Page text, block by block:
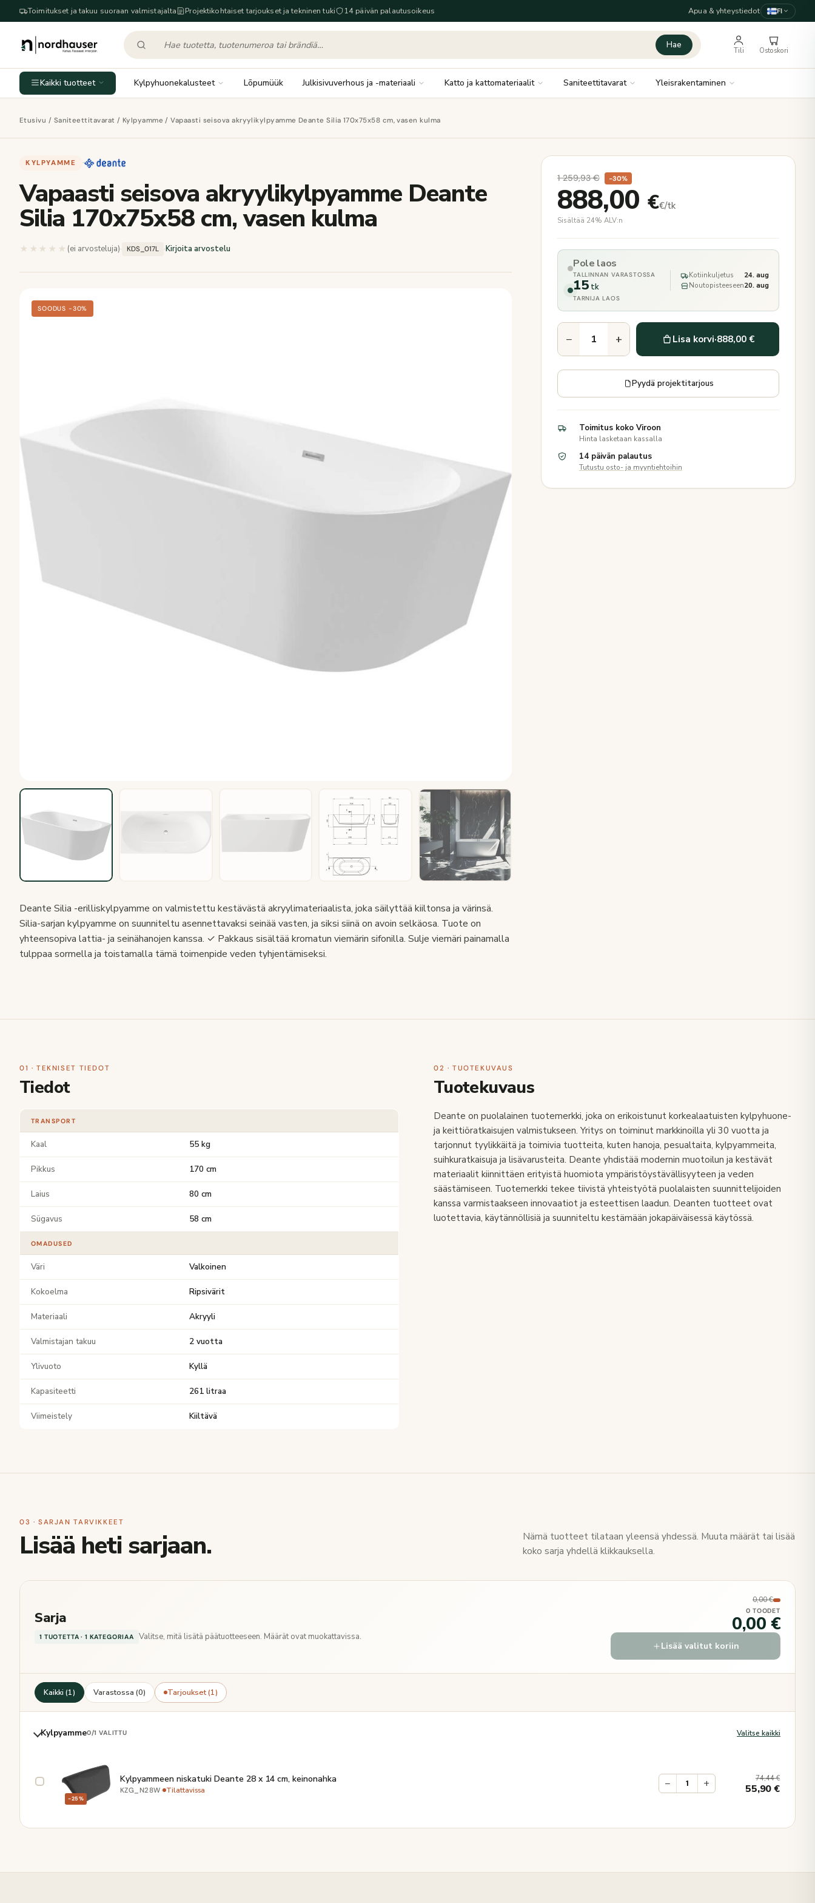
Toimitukset ja takuu suoraan valmistajalta Projektikohtaiset tarjoukset ja tekninen tuki 14 päivän palautusoikeus Apua & yhteystiedot FI
Hae
Tili Ostoskori
Kaikki tuotteet Kylpyhuonekalusteet Lõpumüük Julkisivuverhous ja -materiaali Katto ja kattomateriaalit Saniteettitavarat Yleisrakentaminen
Etusivu / Saniteettitavarat / Kylpyamme / Vapaasti seisova akryylikylpyamme Deante Silia 170x75x58 cm, vasen kulma
KYLPYAMME ·
Vapaasti seisova akryylikylpyamme Deante
Silia 170x75x58 cm, vasen kulma
★★★★★ ★★★★★
(ei arvosteluja)· KDS_017L ·Kirjoita arvostelu
SOODUS −30%
Deante Silia -erilliskylpyamme on valmistettu kestävästä akryylimateriaalista, joka säilyttää kiiltonsa ja värinsä.
Silia-sarjan kylpyamme on suunniteltu asennettavaksi seinää vasten, ja siksi siinä on avoin selkäosa. Tuote on
yhteensopiva lattia- ja seinähanojen kanssa. ✓ Pakkaus sisältää kromatun viemärin sifonilla. Sulje viemäri painamalla
tulppaa sormella ja toistamalla tämä toimenpide veden tyhjentämiseksi.
1 259,93€ −30%
888,00 €€/tk
Sisältää 24% ALV:n
Pole laos
TALLINNAN VARASTOSSA
15 tk
TARNIJA LAOS
Kotiinkuljetus
24. aug
Noutopisteeseen20. aug
− + Lisa korvi·888,00 €
Pyydä projektitarjous
Toimitus koko Viroon
Hinta lasketaan kassalla
14 päivän palautus
Tutustu osto- ja myyntiehtoihin
01 · TEKNISET TIEDOT
Tiedot
TRANSPORT
Kaal 55 kg
Pikkus 170 cm
Laius 80 cm
Sügavus 58 cm
OMADUSED
Väri Valkoinen
Kokoelma Ripsivärit
Materiaali Akryyli
Valmistajan takuu 2 vuotta
Ylivuoto Kyllä
Kapasiteetti 261 litraa
Viimeistely Kiiltävä
02 · TUOTEKUVAUS
Tuotekuvaus
Deante on puolalainen tuotemerkki, joka on erikoistunut korkealaatuisten kylpyhuone-
ja keittiöratkaisujen valmistukseen. Yritys on toiminut markkinoilla yli 30 vuotta ja
tarjonnut tyylikkäitä ja toimivia tuotteita, kuten hanoja, pesualtaita, kylpyammeita,
suihkuratkaisuja ja lisävarusteita. Deante yhdistää modernin muotoilun ja kestävät
materiaalit kiinnittäen erityistä huomiota ympäristöystävällisyyteen ja veden
säästämiseen. Tuotemerkki tekee tiivistä yhteistyötä puolalaisten suunnittelijoiden
kanssa varmistaakseen innovaatiot ja esteettisen laadun. Deanten tuotteet ovat
luotettavia, käytännöllisiä ja suunniteltu kestämään jokapäiväisessä käytössä.
03 · SARJAN TARVIKKEET
Lisää heti sarjaan.
Nämä tuotteet tilataan yleensä yhdessä. Muuta määrät tai lisää
koko sarja yhdellä klikkauksella.
Sarja
1 TUOTETTA · 1 KATEGORIAA Valitse, mitä lisätä päätuotteeseen. Määrät ovat muokattavissa.
0,00 €
0 TOODET
0,00 €
Lisää valitut koriin
Kaikki (1) Varastossa (0) Tarjoukset (1)
Kylpyamme0/1 VALITTU Valitse kaikki
−25%
Kylpyammeen niskatuki Deante 28 x 14 cm, keinonahka
KZG_N28W· Tilattavissa − + 74,44€
55,90€